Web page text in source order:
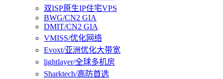
双ISP原生IP住宅VPS
BWG/CN2 GIA
DMIT/CN2 GIA
VMISS/优化网络
Evoxt/亚洲优化大带宽
lightlayer/全球多机房
Sharktech/高防首选